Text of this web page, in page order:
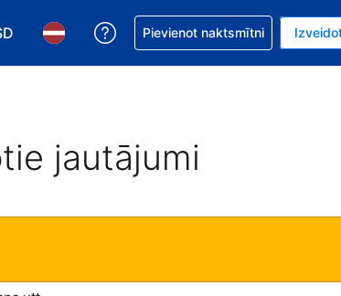
valūtu. Jūsu pašreizējā valūta ir ASV
Izvēlēties valodu. Jūsu pašreizējā valoda
Saņemiet palīdzību saistībā ar
Pievienot naktsmītni
jautājumi